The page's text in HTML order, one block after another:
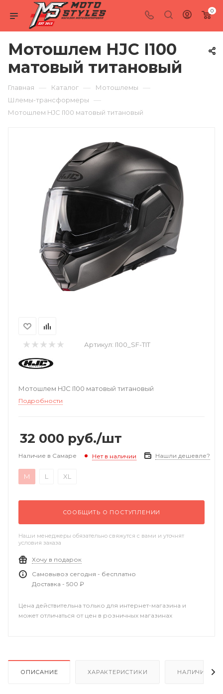
0
Мотошлем HJC I100
матовый титановый
Главная — Каталог — Мотошлемы —
Шлемы-трансформеры —
Мотошлем HJC I100 матовый титановый
Артикул: I100_SF-TIT
Мотошлем HJC I100 матовый титановый
Подробности
32 000 руб./шт
Наличие в Самаре Нет в наличии Нашли дешевле?
M L XL
СООБЩИТЬ О ПОСТУПЛЕНИИ
Наши менеджеры обязательно свяжутся с вами и уточнят
условия заказа
Хочу в подарок
Самовывоз сегодня - бесплатно
Доставка - 500 ₽
Цена действительна только для интернет-магазина и
может отличаться от цен в розничных магазинах
ОПИСАНИЕ ХАРАКТЕРИСТИКИ НАЛИЧИЕ В